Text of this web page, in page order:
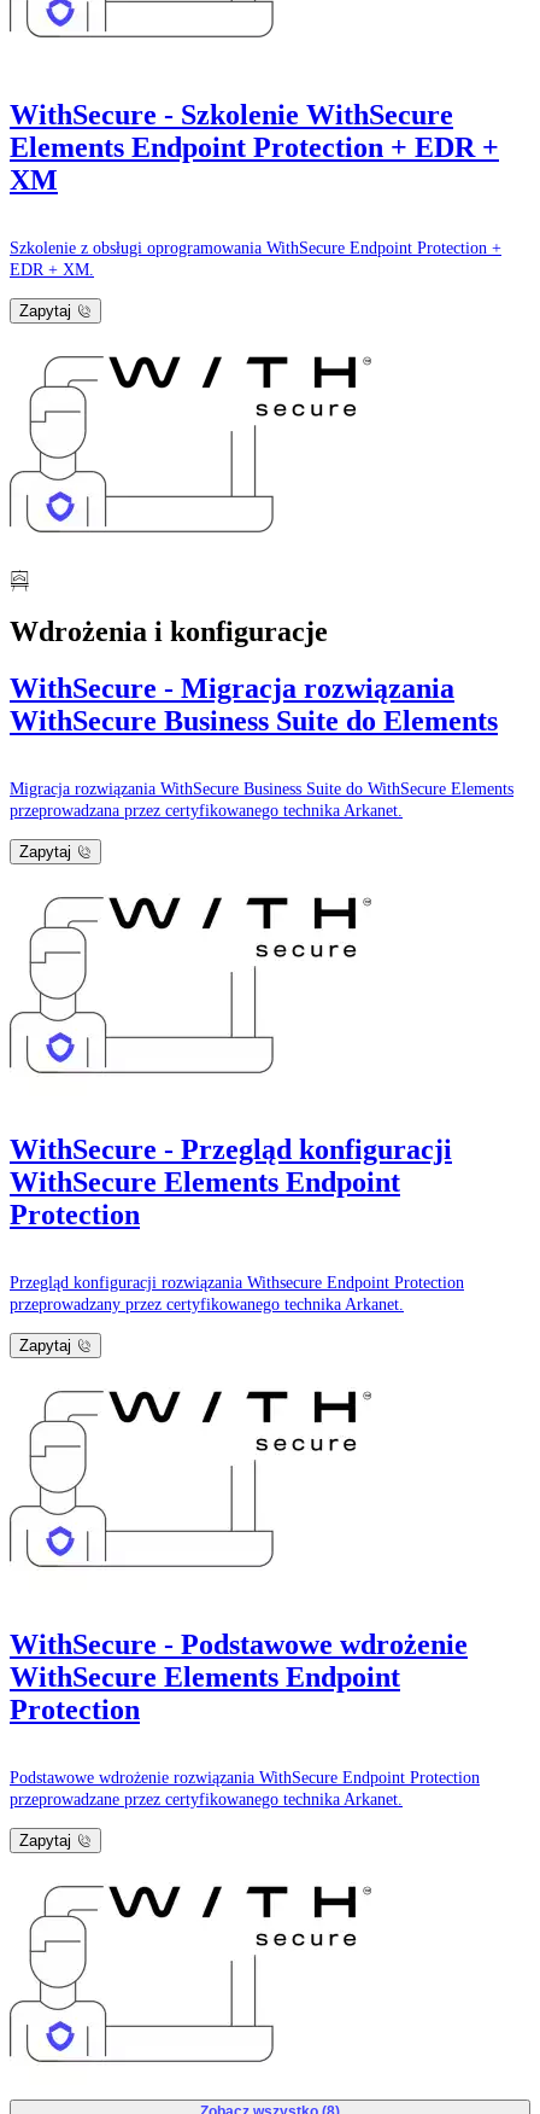
WithSecure - Szkolenie WithSecure
Elements Endpoint Protection + EDR +
XM
Szkolenie z obsługi oprogramowania WithSecure Endpoint Protection +
EDR + XM.
Zapytaj
Wdrożenia i konfiguracje
WithSecure - Migracja rozwiązania
WithSecure Business Suite do Elements
Migracja rozwiązania WithSecure Business Suite do WithSecure Elements
przeprowadzana przez certyfikowanego technika Arkanet.
Zapytaj
WithSecure - Przegląd konfiguracji
WithSecure Elements Endpoint
Protection
Przegląd konfiguracji rozwiązania Withsecure Endpoint Protection
przeprowadzany przez certyfikowanego technika Arkanet.
Zapytaj
WithSecure - Podstawowe wdrożenie
WithSecure Elements Endpoint
Protection
Podstawowe wdrożenie rozwiązania WithSecure Endpoint Protection
przeprowadzane przez certyfikowanego technika Arkanet.
Zapytaj